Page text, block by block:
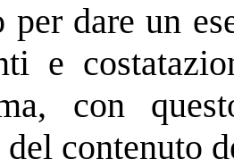
per dare un
e
con
del contenuto